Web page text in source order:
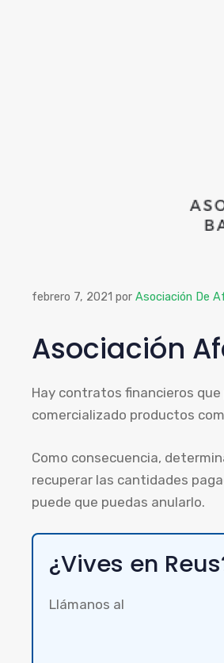
febrero 7, 2021 por Asociación De
Asociación
Hay contratos financieros
comercializado productos
Como consecuencia,
recuperar las cantidades
puede que puedas anularlo.
¿Vives en
Llámanos al